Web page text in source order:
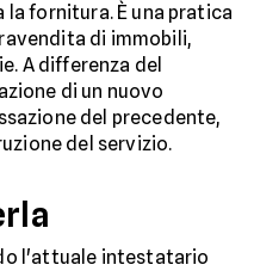
fornitura. È una pratica
di immobili,
A differenza del
di un nuovo
del precedente,
del servizio.
l'attuale intestatario